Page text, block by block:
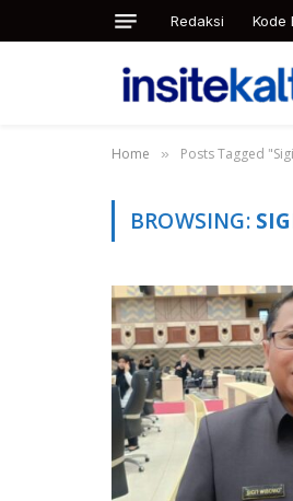
Redaksi Kode
Home » Posts Tagged
BROWSING: